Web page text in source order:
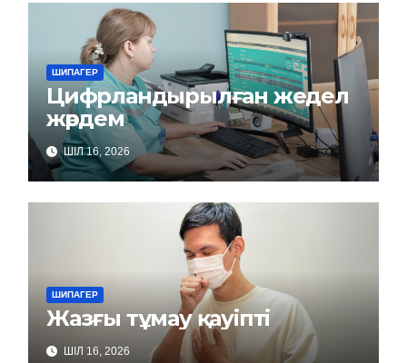
ШИПАГЕР
Цифрландырылған жедел
жәрдем
ШІЛ 16, 2026
ШИПАГЕР
Жазғы тұмау қауіпті
ШІЛ 16, 2026